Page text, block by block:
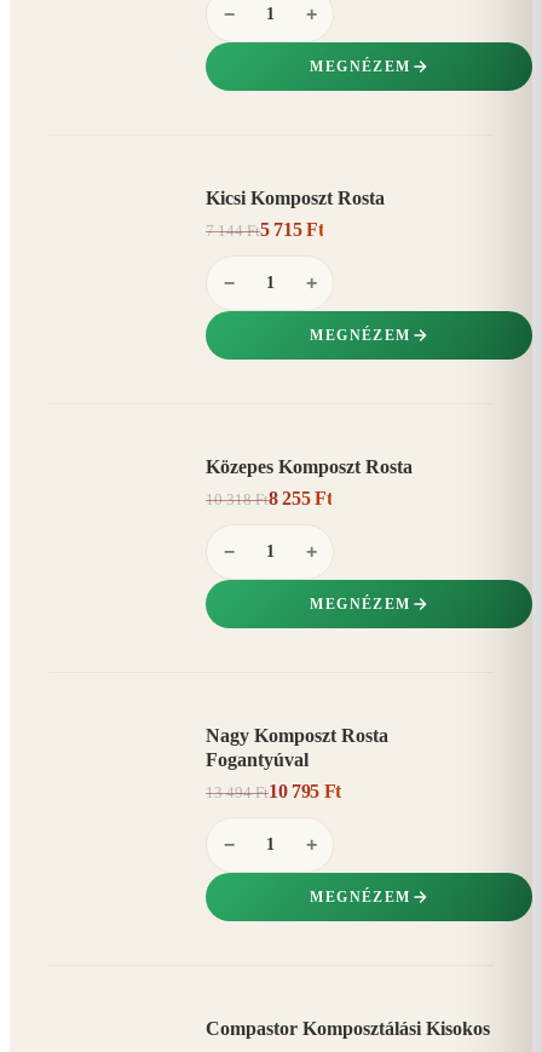
− +
MEGNÉZEM
Kicsi Komposzt Rosta
7 144 Ft5 715 Ft
− +
MEGNÉZEM
Közepes Komposzt Rosta
10 318 Ft8 255 Ft
− +
MEGNÉZEM
Nagy Komposzt Rosta
Fogantyúval
13 494 Ft10 795 Ft
− +
MEGNÉZEM
Compastor Komposztálási Kisokos